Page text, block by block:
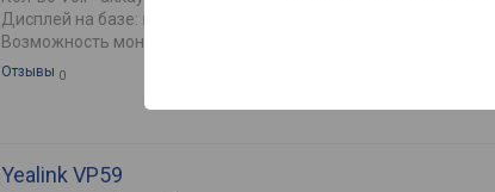
Дисплей на базе: цветной / 7" /
Возможность монтажа на стену:
Отзывы 0
Yealink VP59